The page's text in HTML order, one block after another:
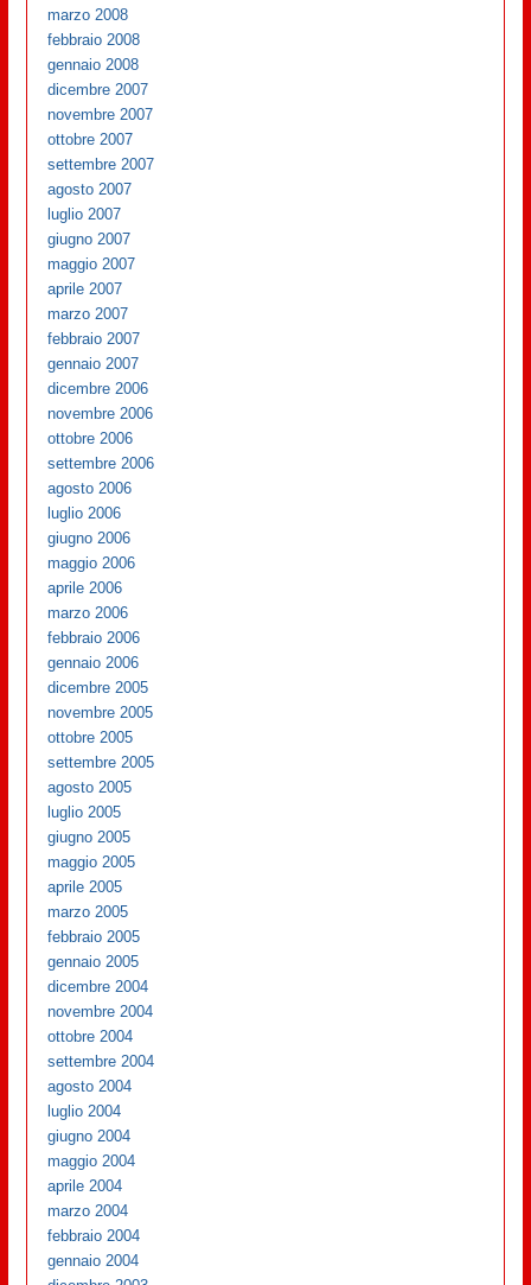
marzo 2008
febbraio 2008
gennaio 2008
dicembre 2007
novembre 2007
ottobre 2007
settembre 2007
agosto 2007
luglio 2007
giugno 2007
maggio 2007
aprile 2007
marzo 2007
febbraio 2007
gennaio 2007
dicembre 2006
novembre 2006
ottobre 2006
settembre 2006
agosto 2006
luglio 2006
giugno 2006
maggio 2006
aprile 2006
marzo 2006
febbraio 2006
gennaio 2006
dicembre 2005
novembre 2005
ottobre 2005
settembre 2005
agosto 2005
luglio 2005
giugno 2005
maggio 2005
aprile 2005
marzo 2005
febbraio 2005
gennaio 2005
dicembre 2004
novembre 2004
ottobre 2004
settembre 2004
agosto 2004
luglio 2004
giugno 2004
maggio 2004
aprile 2004
marzo 2004
febbraio 2004
gennaio 2004